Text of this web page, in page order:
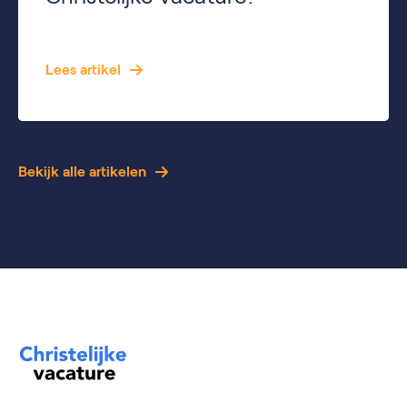
Lees artikel
Bekijk alle artikelen